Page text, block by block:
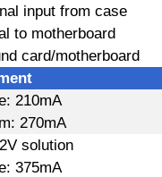
input from case
to motherboard
card/motherboard
210mA
270mA
solution
375mA